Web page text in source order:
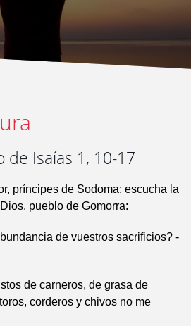
Isaías 1, 10-17
príncipes de Sodoma; escucha la
pueblo de Gomorra:
de vuestros sacrificios? -
de carneros, de grasa de
corderos y chivos no me